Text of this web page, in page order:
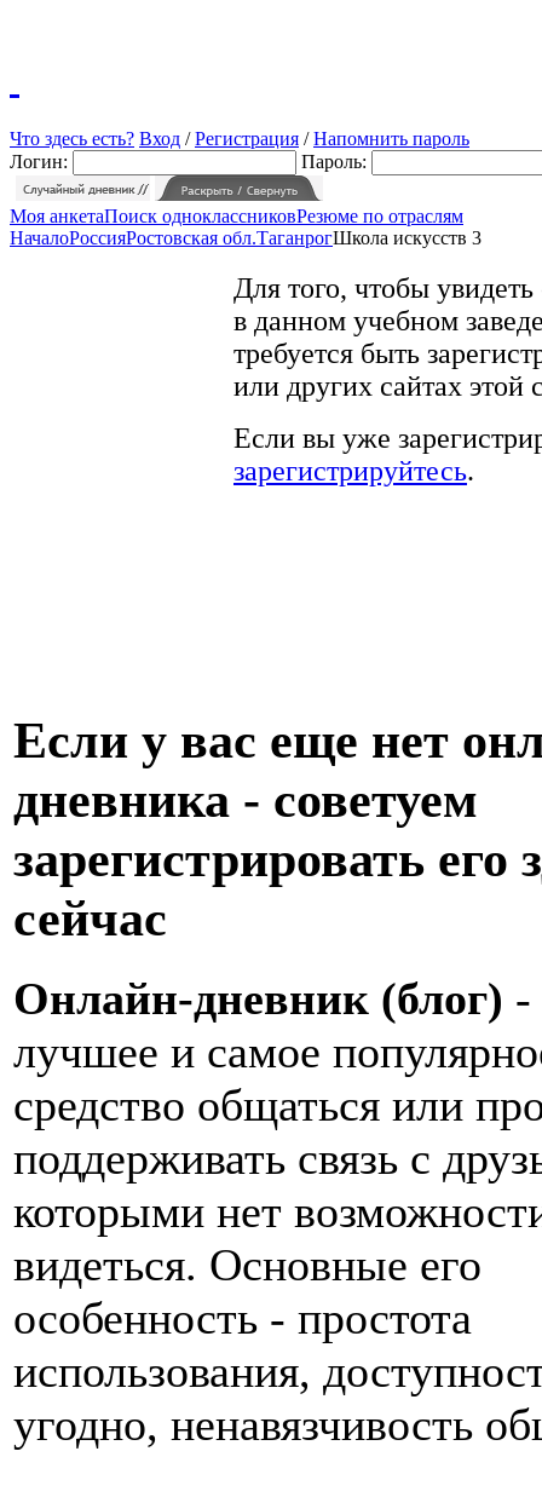
Что здесь есть? Вход /Регистрация /Напомнить пароль
Логин:
Пароль:
Моя анкетаПоиск одноклассниковРезюме по отраслям
НачалоРоссияРостовская обл.ТаганрогШкола искусств 3
Для того, чтобы
в данном учебном
требуется быть
или других сайтах этой
Если вы уже
зарегистрируйтесь.
Если у вас еще нет
дневника - советуем
зарегистрировать его
сейчас
Онлайн-дневник (блог) -
лучшее и самое
средство общаться или
поддерживать связь с
которыми нет
видеться. Основные его
особенность - простота
использования,
угодно, ненавязчивость